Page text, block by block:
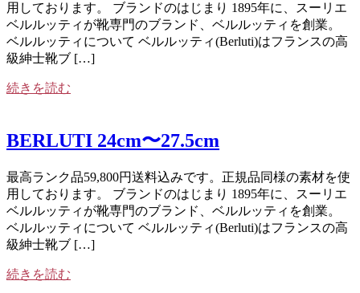
用しております。 ブランドのはじまり 1895年に、スーリエ
ベルルッティが靴専門のブランド、ベルルッティを創業。
ベルルッティについて ベルルッティ(Berluti)はフランスの高
級紳士靴ブ […]
続きを読む
BERLUTI 24cm〜27.5cm
最高ランク品59,800円送料込みです。正規品同様の素材を使
用しております。 ブランドのはじまり 1895年に、スーリエ
ベルルッティが靴専門のブランド、ベルルッティを創業。
ベルルッティについて ベルルッティ(Berluti)はフランスの高
級紳士靴ブ […]
続きを読む